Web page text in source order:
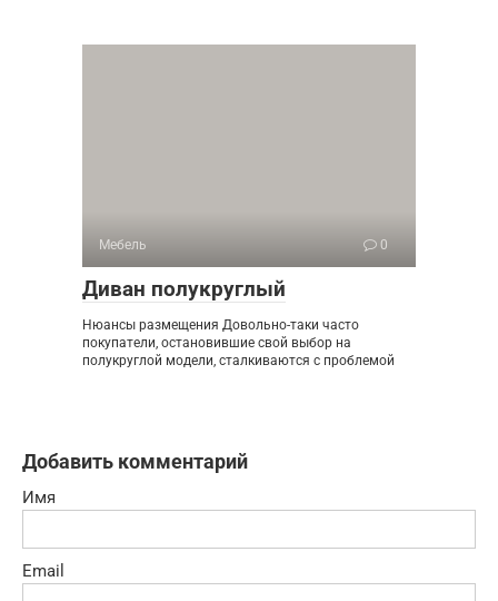
Мебель 0
Диван полукруглый
Нюансы размещения Довольно-таки часто
покупатели, остановившие свой выбор на
полукруглой модели, сталкиваются с проблемой
Добавить комментарий
Имя
Email